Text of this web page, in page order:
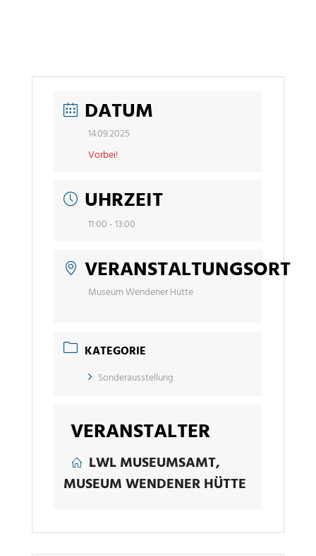
DATUM
14.09.2025
Vorbei!
UHRZEIT
11:00 - 13:00
VERANSTALTUNGSORT
Museum Wendener Hütte
KATEGORIE
Sonderausstellung
VERANSTALTER
LWL MUSEUMSAMT,
MUSEUM WENDENER HÜTTE